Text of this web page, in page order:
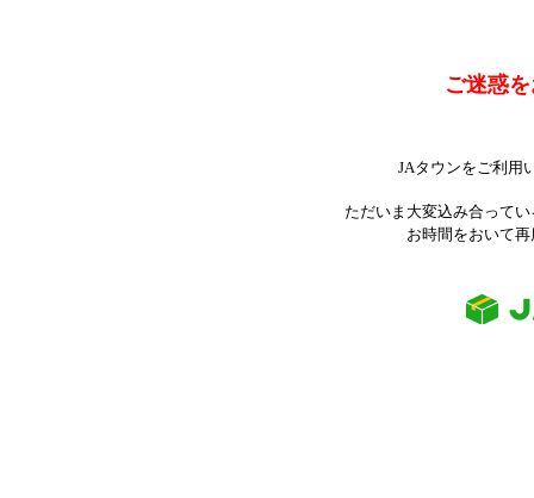
ご迷惑
JAタウンをご利用
ただいま大変込み合って
お時間をおいて